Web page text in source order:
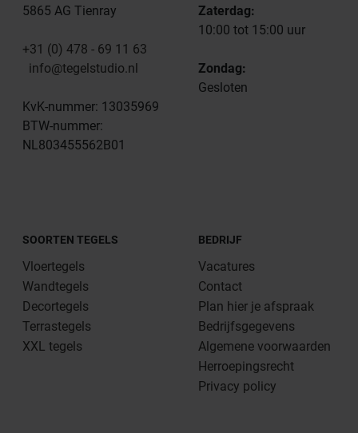
5865 AG Tienray
+31 (0) 478 - 69 11 63
info@tegelstudio.nl
KvK-nummer: 13035969
BTW-nummer:
NL803455562B01
Zaterdag:
10:00 tot 15:00 uur
Zondag:
Gesloten
SOORTEN TEGELS
Vloertegels
Wandtegels
Decortegels
Terrastegels
XXL tegels
BEDRIJF
Vacatures
Contact
Plan hier je afspraak
Bedrijfsgegevens
Algemene voorwaarden
Herroepingsrecht
Privacy policy